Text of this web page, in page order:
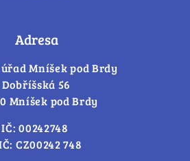
Adresa
Mníšek pod Brdy
Dobříšská 56
Mníšek pod Brdy
IČ: 00242748
CZ00242 748